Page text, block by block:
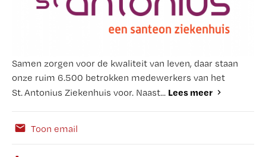
Samen zorgen voor de kwaliteit van leven, daar staan
onze ruim 6.500 betrokken medewerkers van het
St. Antonius Ziekenhuis voor. Naast... Lees meer
Toon email